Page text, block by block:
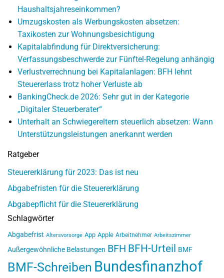
Haushaltsjahreseinkommen?
Umzugskosten als Werbungskosten absetzen:
Taxikosten zur Wohnungsbesichtigung
Kapitalabfindung für Direktversicherung:
Verfassungsbeschwerde zur Fünftel-Regelung anhängig
Verlustverrechnung bei Kapitalanlagen: BFH lehnt
Steuererlass trotz hoher Verluste ab
BankingCheck.de 2026: Sehr gut in der Kategorie
„Digitaler Steuerberater“
Unterhalt an Schwiegereltern steuerlich absetzen: Wann
Unterstützungsleistungen anerkannt werden
Ratgeber
Steuererklärung für 2023: Das ist neu
Abgabefristen für die Steuererklärung
Abgabepflicht für die Steuererklärung
Schlagwörter
Abgabefrist Altersvorsorge App Apple Arbeitnehmer Arbeitszimmer
Außergewöhnliche Belastungen BFH BFH-Urteil BMF
BMF-Schreiben Bundesfinanzhof